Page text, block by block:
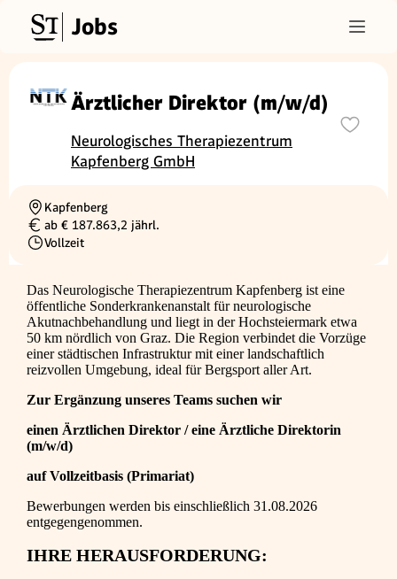
Jobs
Ärztlicher Direktor (m/w/d)
Neurologisches Therapiezentrum
Kapfenberg GmbH
Ortschaft
Kapfenberg
Gehalt
ab € 187.863,2 jährl.
Beschäftigungsart
Vollzeit
Das Neurologische Therapiezentrum Kapfenberg ist eine
öffentliche Sonderkrankenanstalt für neurologische
Akutnachbehandlung und liegt in der Hochsteiermark etwa
50 km nördlich von Graz. Die Region verbindet die Vorzüge
einer städtischen Infrastruktur mit einer landschaftlich
reizvollen Umgebung, ideal für Bergsport aller Art.
Zur Ergänzung unseres Teams suchen wir
einen Ärztlichen Direktor / eine Ärztliche Direktorin
(m/w/d)
auf Vollzeitbasis (Primariat)
Bewerbungen werden bis einschließlich 31.08.2026
entgegengenommen.
IHRE HERAUSFORDERUNG: